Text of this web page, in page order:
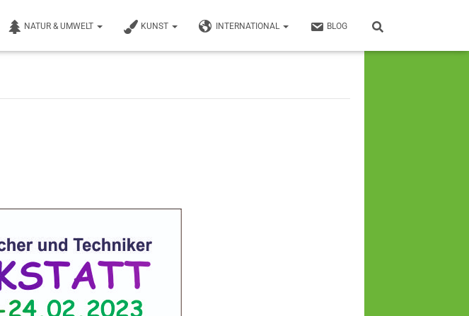
NATUR & UMWELT KUNST INTERNATIONAL BLOG